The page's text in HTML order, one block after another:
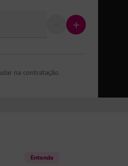
+
na contratação.
Entenda